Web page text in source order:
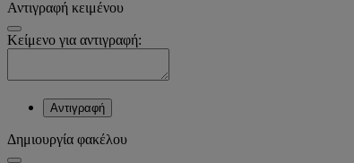
Αντιγραφή κειμένου
Κείμενο για αντιγραφή:
Αντιγραφή
Δημιουργία φακέλου